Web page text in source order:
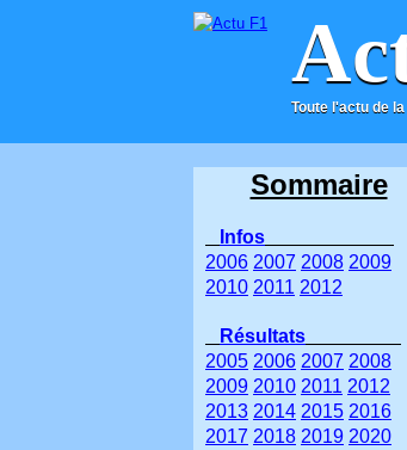
Toute l'actu de
ACCUEIL CONTACT
Sommaire
Infos
2006 2007 2008 2009
2010 2011 2012
Résultats
2005 2006 2007 2008
2009 2010 2011 2012
2013 2014 2015 2016
2017 2018 2019 2020